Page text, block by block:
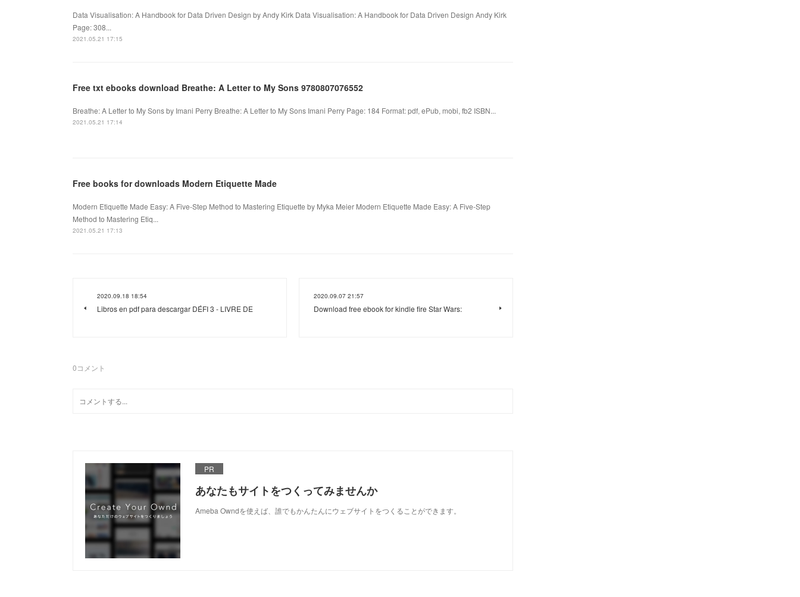
Data Visualisation: A Handbook for Data Driven Design by Andy Kirk Data Visualisation: A Handbook for Data Driven Design Andy Kirk
Page: 308...
2021.05.21 17:15
Free txt ebooks download Breathe: A Letter to My Sons 9780807076552
Breathe: A Letter to My Sons by Imani Perry Breathe: A Letter to My Sons Imani Perry Page: 184 Format: pdf, ePub, mobi, fb2 ISBN...
2021.05.21 17:14
Free books for downloads Modern Etiquette Made
Modern Etiquette Made Easy: A Five-Step Method to Mastering Etiquette by Myka Meier Modern Etiquette Made Easy: A Five-Step
Method to Mastering Etiq...
2021.05.21 17:13
2020.09.18 18:54
Libros en pdf para descargar DÉFI 3 - LIVRE DE
2020.09.07 21:57
Download free ebook for kindle fire Star Wars:
0コメント
PR
あなたもサイトをつくってみませんか
Ameba Owndを使えば、誰でもかんたんにウェブサイトをつくることができます。